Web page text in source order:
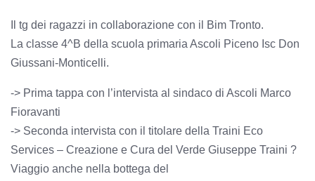
Il tg dei ragazzi in collaborazione con il Bim Tronto.
La classe 4^B della scuola primaria Ascoli Piceno Isc Don
Giussani-Monticelli.
-> Prima tappa con l’intervista al sindaco di Ascoli Marco
Fioravanti
-> Seconda intervista con il titolare della Traini Eco
Services – Creazione e Cura del Verde Giuseppe Traini ?
Viaggio anche nella bottega del